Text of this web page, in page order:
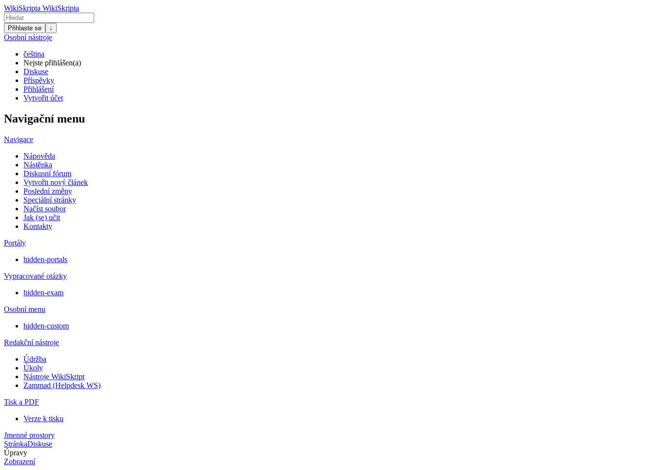
WikiSkripta WikiSkripta
Přihlaste se ↓
Osobní nástroje
čeština
Nejste přihlášen(a)
Diskuse
Příspěvky
Přihlášení
Vytvořit účet
Navigační menu
Navigace
Nápověda
Nástěnka
Diskusní fórum
Vytvořit nový článek
Poslední změny
Speciální stránky
Načíst soubor
Jak (se) učit
Kontakty
Portály
hidden-portals
Vypracované otázky
hidden-exam
Osobní menu
hidden-custom
Redakční nástroje
Údržba
Úkoly
Nástroje WikiSkript
Zammad (Helpdesk WS)
Tisk a PDF
Verze k tisku
Jmenné prostory
StránkaDiskuse
Úpravy
Zobrazení